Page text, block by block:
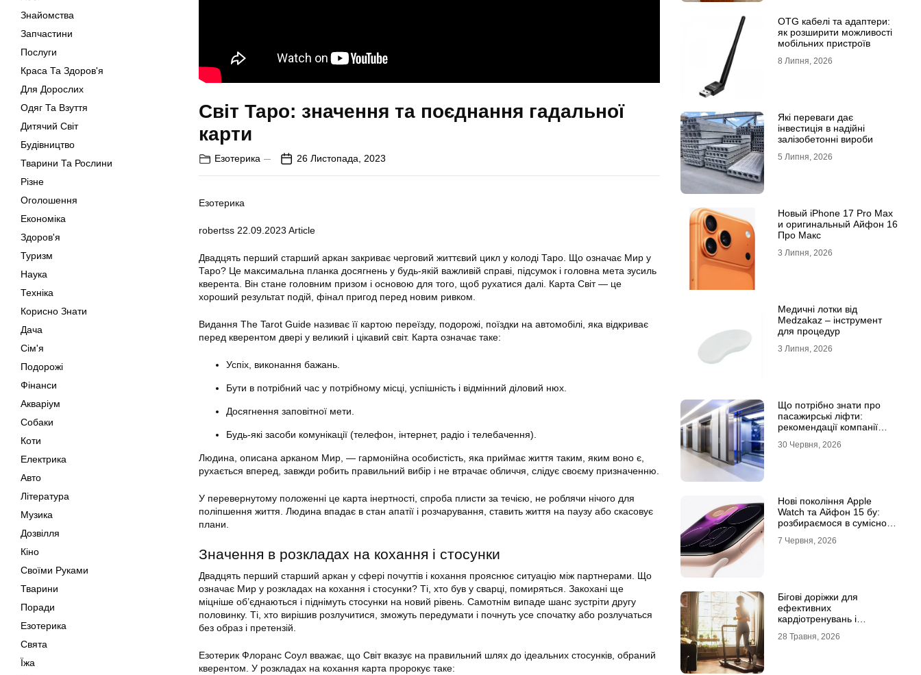
Знайомства
Запчастини
Послуги
Краса Та Здоров'я
Для Дорослих
Одяг Та Взуття
Дитячий Світ
Будівництво
Тварини Та Рослини
Різне
Оголошення
Економіка
Здоров'я
Туризм
Наука
Техніка
Корисно Знати
Дача
Сім'я
Подорожі
Фінанси
Акваріум
Собаки
Коти
Електрика
Авто
Література
Музика
Дозвілля
Кіно
Своїми Руками
Тварини
Поради
Езотерика
Свята
Їжа
Світ Таро: значення та поєднання гадальної
карти
Езотерика 26 Листопада, 2023
Езотерика
robertss 22.09.2023 Article
Двадцять перший старший аркан закриває черговий життєвий цикл у колоді Таро. Що означає Мир у
Таро? Це максимальна планка досягнень у будь-якій важливій справі, підсумок і головна мета зусиль
кверента. Він стане головним призом і основою для того, щоб рухатися далі. Карта Світ — це
хороший результат подій, фінал пригод перед новим ривком.
Видання The Tarot Guide називає її картою переїзду, подорожі, поїздки на автомобілі, яка відкриває
перед кверентом двері у великий і цікавий світ. Карта означає таке:
Успіх, виконання бажань.
Бути в потрібний час у потрібному місці, успішність і відмінний діловий нюх.
Досягнення заповітної мети.
Будь-які засоби комунікації (телефон, інтернет, радіо і телебачення).
Людина, описана арканом Мир, — гармонійна особистість, яка приймає життя таким, яким воно є,
рухається вперед, завжди робить правильний вибір і не втрачає обличчя, слідує своєму призначенню.
У перевернутому положенні це карта інертності, спроба плисти за течією, не роблячи нічого для
поліпшення життя. Людина впадає в стан апатії і розчарування, ставить життя на паузу або скасовує
плани.
Значення в розкладах на кохання і стосунки
Двадцять перший старший аркан у сфері почуттів і кохання прояснює ситуацію між партнерами. Що
означає Мир у розкладах на кохання і стосунки? Ті, хто був у сварці, помиряться. Закохані ще
міцніше об’єднаються і піднімуть стосунки на новий рівень. Самотнім випаде шанс зустріти другу
половинку. Ті, хто вирішив розлучитися, зможуть передумати і почнуть усе спочатку або розлучаться
без образ і претензій.
Езотерик Флоранс Соул вважає, що Світ вказує на правильний шлях до ідеальних стосунків, обраний
кверентом. У розкладах на кохання карта пророкує таке:
OTG кабелі та адаптери:
як розширити можливості
мобільних пристроїв
8 Липня, 2026
Які переваги дає
інвестиція в надійні
залізобетонні вироби
5 Липня, 2026
Новый iPhone 17 Pro Max
и оригинальный Айфон 16
Про Макс
3 Липня, 2026
Медичні лотки від
Medzakaz – інструмент
для процедур
3 Липня, 2026
Що потрібно знати про
пасажирські ліфти:
рекомендації компанії
30 Червня, 2026
Нові покоління Apple
Watch та Айфон 15 бу:
розбираємося в сумісності
екосистеми
7 Червня, 2026
Бігові доріжки для
ефективних
кардіотренувань і
способу життя
28 Травня, 2026